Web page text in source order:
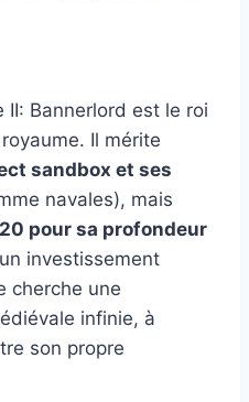
II: Bannerlord est le roi
Il mérite
sandbox et ses
navales), mais
pour sa profondeur
un investissement
cherche une
infinie, à
son propre